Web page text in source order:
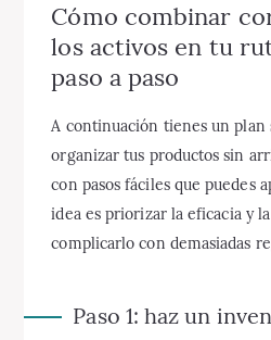
Cómo combinar
los activos en tu
paso a paso
A continuación tienes un plan
organizar tus productos sin
con pasos fáciles que puedes
idea es priorizar la eficacia y
complicarlo con demasiadas
Paso 1: haz un